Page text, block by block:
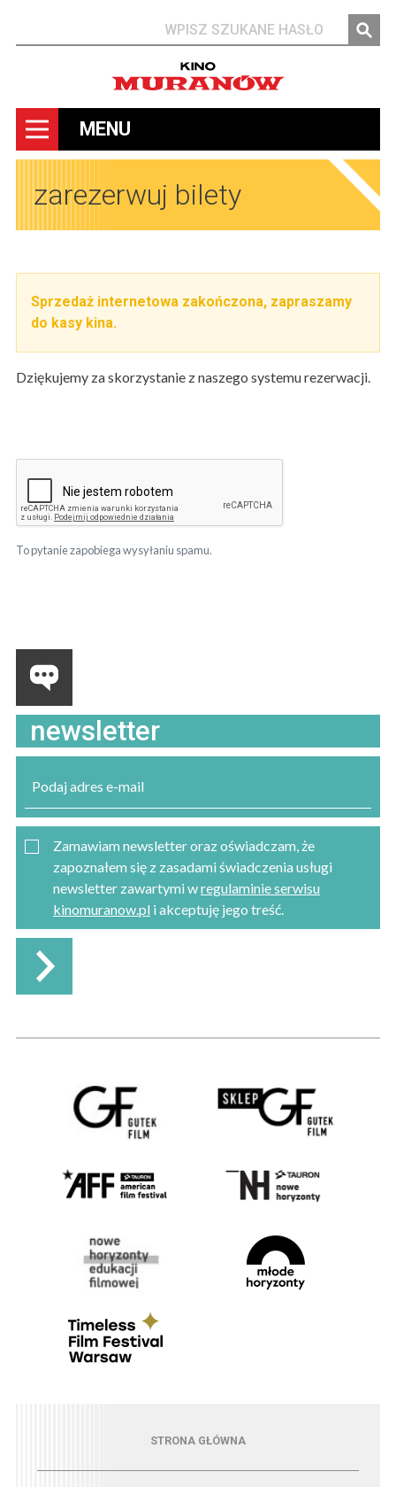
MENU
zarezerwuj bilety
Sprzedaż internetowa zakończona, zapraszamy
do kasy kina.
Dziękujemy za skorzystanie z naszego systemu rezerwacji.
To pytanie zapobiega wysyłaniu spamu.
newsletter
Zamawiam newsletter oraz oświadczam, że
zapoznałem się z zasadami świadczenia usługi
newsletter zawartymi wregulaminie serwisu
kinomuranow.pl i akceptuję jego treść.
Menu - strona główna
STRONA GŁÓWNA